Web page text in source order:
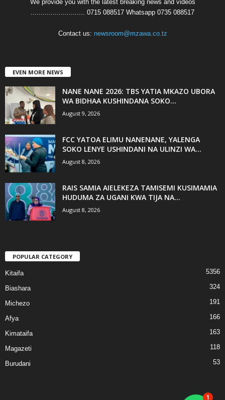
We provide you with the latest breaking news and videos
........................... 0715 088517 Whatsapp 0735 088517
Contact us: newsroom@mzawa.co.tz
EVEN MORE NEWS
NANE NANE 2026: TBS YATIA MKAZO UBORA
WA BIDHAA KUSHINDANA SOKO...
August 9, 2026
FCC YATOA ELIMU NANENANE, YALENGA
SOKO LENYE USHINDANI NA ULINZI WA...
August 8, 2026
RAIS SAMIA AIELEKEZA TAMISEMI KUSIMAMIA
HUDUMA ZA UGANI KWA TIJA NA...
August 8, 2026
POPULAR CATEGORY
Kitaifa 5356
Biashara 324
Michezo 191
Afya 166
Kimataifa 163
Magazeti 118
Burudani 53
1